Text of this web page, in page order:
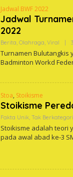
Jadwal BWF 2022
Jadwal
2022
Berita, Olahraga, Viral
Turnamen Bulutangkis
Badminton Workd
Stoa, Stoikisme
Stoikisme
Fakta Unik, Tak Berkategori
Stoikisme adalah teori
pada awal abad ke-3